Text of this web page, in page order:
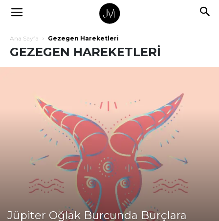
Ana Sayfa Gezegen Hareketleri
GEZEGEN HAREKETLERI
Jüpiter Oğlak Burcunda Burçlara